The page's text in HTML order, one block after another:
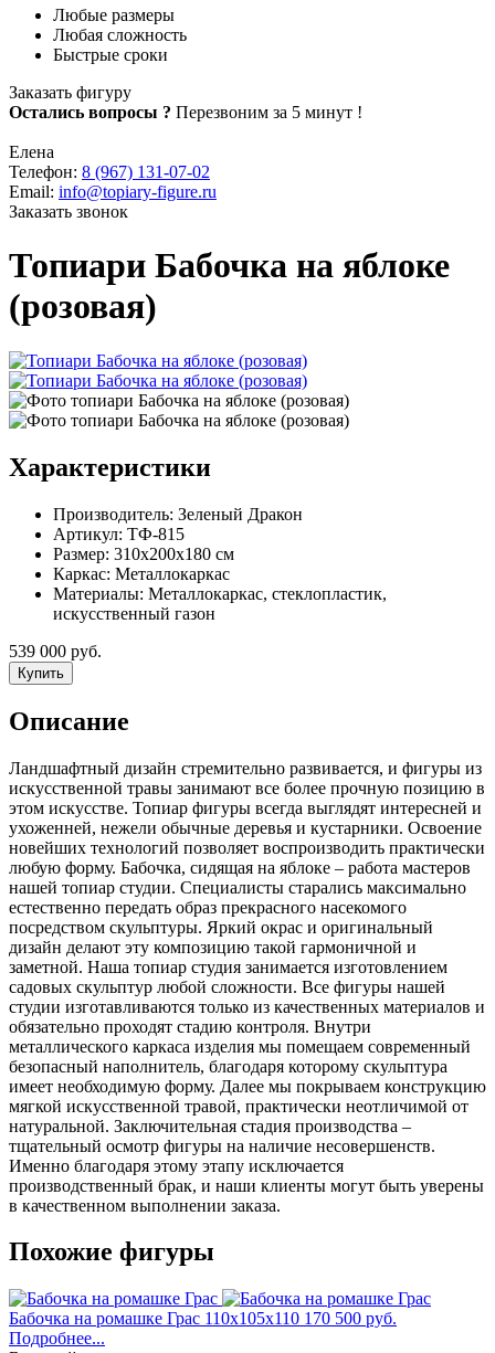
Любые размеры
Любая сложность
Быстрые сроки
Заказать фигуру
Остались вопросы ? Перезвоним за 5 минут !
Елена
Телефон: 8 (967) 131-07-02
Email: info@topiary-figure.ru
Заказать звонок
Топиари Бабочка на яблоке
(розовая)
Характеристики
Производитель: Зеленый Дракон
Артикул: ТФ-815
Размер: 310x200x180 см
Каркас: Металлокаркас
Материалы: Металлокаркас, стеклопластик,
искусственный газон
539 000 руб.
Купить
Описание
Ландшафтный дизайн стремительно развивается, и фигуры из
искусственной травы занимают все более прочную позицию в
этом искусстве. Топиар фигуры всегда выглядят интересней и
ухоженней, нежели обычные деревья и кустарники. Освоение
новейших технологий позволяет воспроизводить практически
любую форму. Бабочка, сидящая на яблоке – работа мастеров
нашей топиар студии. Специалисты старались максимально
естественно передать образ прекрасного насекомого
посредством скульптуры. Яркий окрас и оригинальный
дизайн делают эту композицию такой гармоничной и
заметной. Наша топиар студия занимается изготовлением
садовых скульптур любой сложности. Все фигуры нашей
студии изготавливаются только из качественных материалов и
обязательно проходят стадию контроля. Внутри
металлического каркаса изделия мы помещаем современный
безопасный наполнитель, благодаря которому скульптура
имеет необходимую форму. Далее мы покрываем конструкцию
мягкой искусственной травой, практически неотличимой от
натуральной. Заключительная стадия производства –
тщательный осмотр фигуры на наличие несовершенств.
Именно благодаря этому этапу исключается
производственный брак, и наши клиенты могут быть уверены
в качественном выполнении заказа.
Похожие фигуры
Бабочка на ромашке Грас 110x105x110 170 500 руб.
Подробнее...